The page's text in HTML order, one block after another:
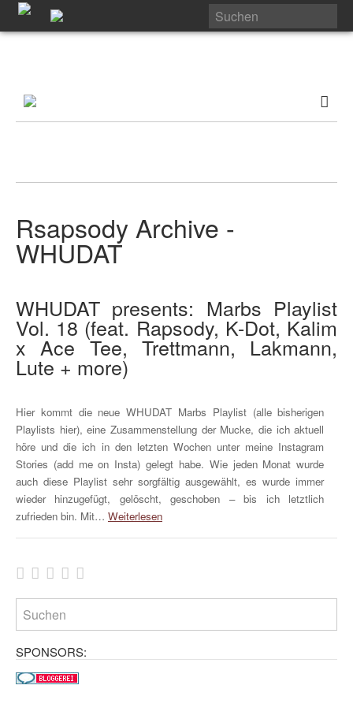
Rsapsody Archive -
WHUDAT
WHUDAT presents: Marbs Playlist
Vol. 18 (feat. Rapsody, K-Dot, Kalim
x Ace Tee, Trettmann, Lakmann,
Lute + more)
Hier kommt die neue WHUDAT Marbs Playlist (alle bisherigen
Playlists hier), eine Zusammenstellung der Mucke, die ich aktuell
höre und die ich in den letzten Wochen unter meine Instagram
Stories (add me on Insta) gelegt habe. Wie jeden Monat wurde
auch diese Playlist sehr sorgfältig ausgewählt, es wurde immer
wieder hinzugefügt, gelöscht, geschoben – bis ich letztlich
zufrieden bin. Mit… Weiterlesen
SPONSORS: